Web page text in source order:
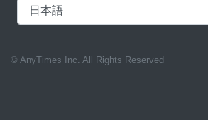
© AnyTimes Inc. All Rights Reserved